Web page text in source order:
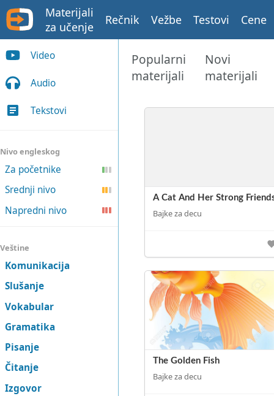
Materijali
za učenje
Rečnik Vežbe Testovi Cene
Video
Audio
Tekstovi
Nivo engleskog
Za početnike
Srednji nivo
Napredni nivo
Veštine
Komunikacija
Slušanje
Vokabular
Gramatika
Pisanje
Čitanje
Izgovor
Popularni
materijali
Novi
materijali
A Cat And Her Strong
Bajke za decu
The Golden Fish
Bajke za decu